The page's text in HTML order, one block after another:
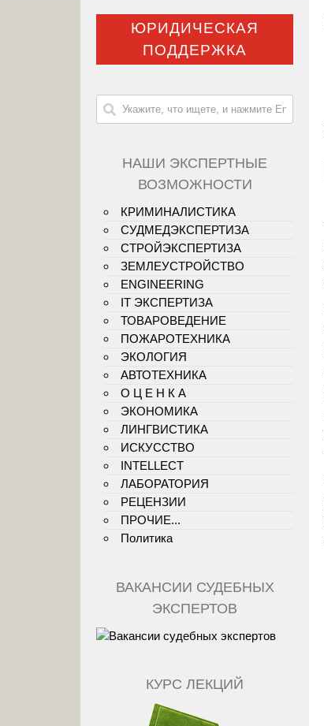
ЮРИДИЧЕСКАЯ
ПОДДЕРЖКА
НАШИ ЭКСПЕРТНЫЕ
ВОЗМОЖНОСТИ
КРИМИНАЛИСТИКА
СУДМЕДЭКСПЕРТИЗА
СТРОЙЭКСПЕРТИЗА
ЗЕМЛЕУСТРОЙСТВО
ENGINEERING
IT ЭКСПЕРТИЗА
ТОВАРОВЕДЕНИЕ
ПОЖАРОТЕХНИКА
ЭКОЛОГИЯ
АВТОТЕХНИКА
О Ц Е Н К А
ЭКОНОМИКА
ЛИНГВИСТИКА
ИСКУССТВО
INTELLECT
ЛАБОРАТОРИЯ
РЕЦЕНЗИИ
ПРОЧИЕ...
Политика
ВАКАНСИИ СУДЕБНЫХ
ЭКСПЕРТОВ
КУРС ЛЕКЦИЙ